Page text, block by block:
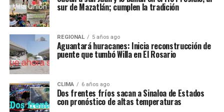
sur de Mazatlán; cumplen la tradición
REGIONAL 5 años ago
Aguantará huracanes: Inicia reconstrucción de
puente que tumbó Willa en El Rosario
CLIMA 6 años ago
Dos frentes fríos sacan a Sinaloa de Estados
con pronóstico de altas temperaturas